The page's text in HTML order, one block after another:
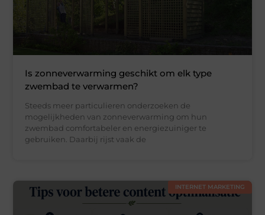
Is zonneverwarming geschikt om elk type
zwembad te verwarmen?
Steeds meer particulieren onderzoeken de
mogelijkheden van zonneverwarming om hun
zwembad comfortabeler en energiezuiniger te
gebruiken. Daarbij rijst vaak de
INTERNET MARKETING